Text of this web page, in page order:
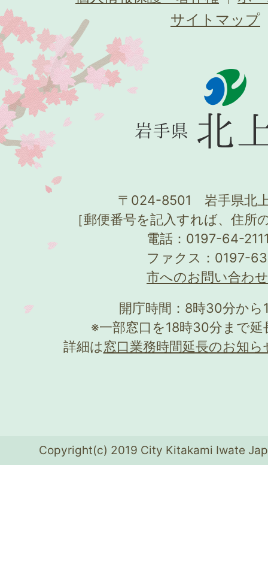
サイトマップ
〒024-8501 岩手県北
［郵便番号を記入すれば、住所
電話：0197-64-
ファクス：0197-
市へのお問い合わ
開庁時間：8時30分か
※一部窓口を18時30分まで
詳細は窓口業務時間延長のお知ら
Copyright(c) 2019 City Kitakami Iwate